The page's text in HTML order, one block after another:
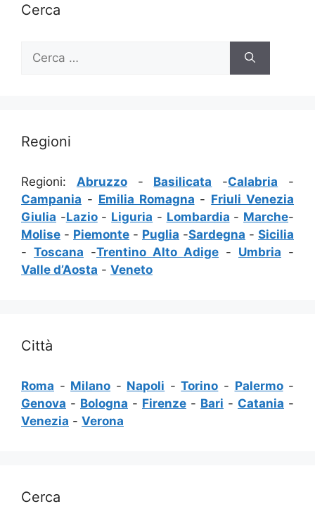
Cerca
per:
Regioni
Regioni: Abruzzo- Basilicata -Calabria -
Campania - Emilia Romagna - Friuli Venezia
Giulia -Lazio- Liguria - Lombardia - Marche-
Molise - Piemonte - Puglia -Sardegna - Sicilia
- Toscana -Trentino Alto Adige - Umbria -
Valle d’Aosta - Veneto
Città
Roma - Milano - Napoli -Torino - Palermo-
Genova - Bologna - Firenze - Bari - Catania -
Venezia - Verona
Cerca